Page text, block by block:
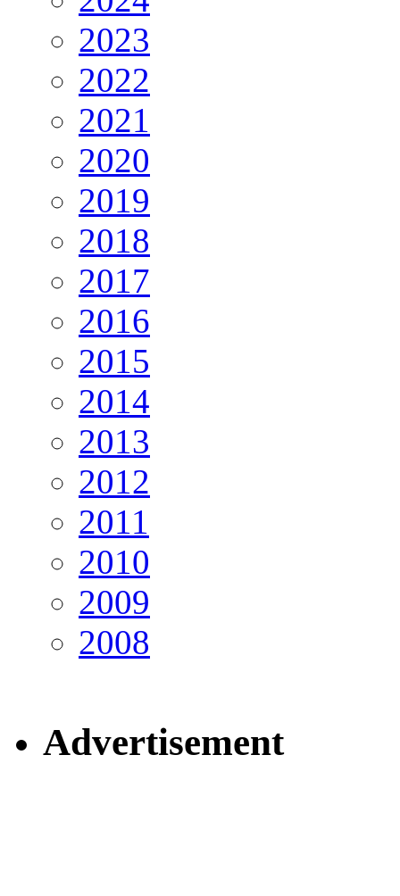
2023
2022
2021
2020
2019
2018
2017
2016
2015
2014
2013
2012
2011
2010
2009
2008
Advertisement